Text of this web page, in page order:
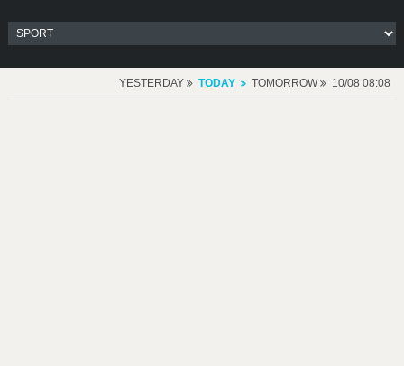
YESTERDAY TODAY TOMORROW 10/08 08:08